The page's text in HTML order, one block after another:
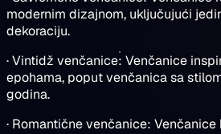
modernim dizajnom, uključujući
dekoraciju.
· Vintidž venčanice: Venčanice
epohama, poput venčanica sa
godina.
· Romantične venčanice: